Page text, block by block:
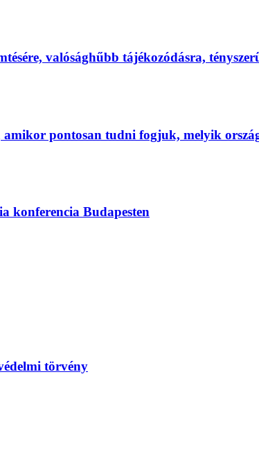
valósághűbb tájékozódásra,
amikor pontosan tudni fogjuk, melyik
konferencia Budapesten
törvény